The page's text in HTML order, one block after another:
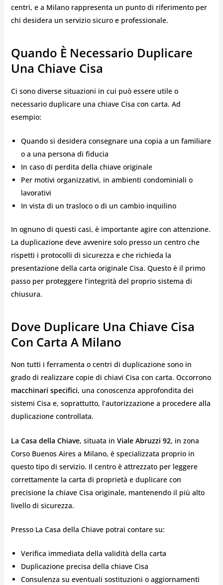
centri, e a Milano rappresenta un punto di riferimento per
chi desidera un servizio sicuro e professionale.
Quando È Necessario Duplicare
Una Chiave Cisa
Ci sono diverse situazioni in cui può essere utile o
necessario duplicare una chiave Cisa con carta. Ad
esempio:
Quando si desidera consegnare una copia a un familiare
o a una persona di fiducia
In caso di perdita della chiave originale
Per motivi organizzativi, in ambienti condominiali o
lavorativi
In vista di un trasloco o di un cambio inquilino
In ognuno di questi casi, è importante agire con attenzione.
La duplicazione deve avvenire solo presso un centro che
rispetti i protocolli di sicurezza e che richieda la
presentazione della carta originale Cisa. Questo è il primo
passo per proteggere l’integrità del proprio sistema di
chiusura.
Dove Duplicare Una Chiave Cisa
Con Carta A Milano
Non tutti i ferramenta o centri di duplicazione sono in
grado di realizzare copie di chiavi Cisa con carta. Occorrono
macchinari specifici, una conoscenza approfondita dei
sistemi Cisa e, soprattutto, l’autorizzazione a procedere alla
duplicazione controllata.
La Casa della Chiave, situata in Viale Abruzzi 92, in zona
Corso Buenos Aires a Milano, è specializzata proprio in
questo tipo di servizio. Il centro è attrezzato per leggere
correttamente la carta di proprietà e duplicare con
precisione la chiave Cisa originale, mantenendo il più alto
livello di sicurezza.
Presso La Casa della Chiave potrai contare su:
Verifica immediata della validità della carta
Duplicazione precisa della chiave Cisa
Consulenza su eventuali sostituzioni o aggiornamenti